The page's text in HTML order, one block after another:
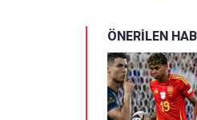
ÖNERİLEN